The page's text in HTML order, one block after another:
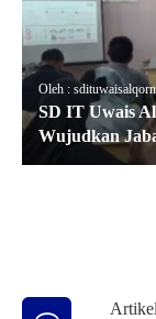
Oleh :
SD IT Uwais
Wujudkan